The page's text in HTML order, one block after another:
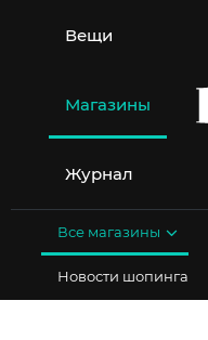
содержимому
Вещи
Магазины
Журнал
Все магазины
Новости шопинга